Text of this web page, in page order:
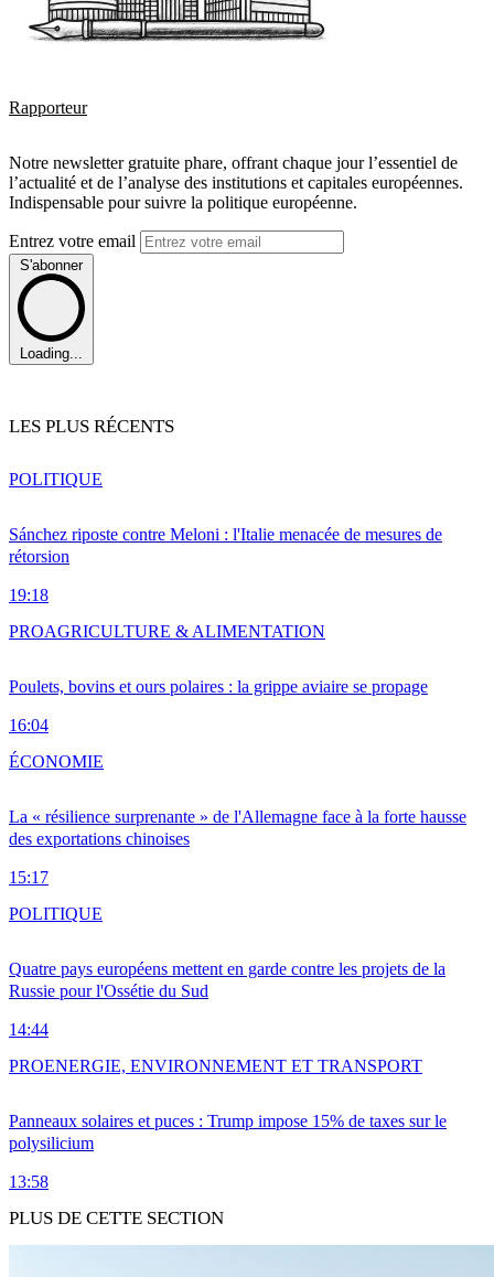
Rapporteur
Notre newsletter gratuite phare, offrant chaque jour l’essentiel de
l’actualité et de l’analyse des institutions et capitales européennes.
Indispensable pour suivre la politique européenne.
Entrez votre email
S'abonner
Loading...
LES PLUS RÉCENTS
Sánchez riposte contre Meloni : l'Italie menacée de mesures de
rétorsion
19:18
POLITIQUE
Poulets, bovins et ours polaires : la grippe aviaire se propage
16:04
PROAGRICULTURE & ALIMENTATION
La « résilience surprenante » de l'Allemagne face à la forte hausse
des exportations chinoises
15:17
ÉCONOMIE
Quatre pays européens mettent en garde contre les projets de la
Russie pour l'Ossétie du Sud
14:44
POLITIQUE
Panneaux solaires et puces : Trump impose 15% de taxes sur le
polysilicium
13:58
PROENERGIE, ENVIRONNEMENT ET TRANSPORT
PLUS DE CETTE SECTION